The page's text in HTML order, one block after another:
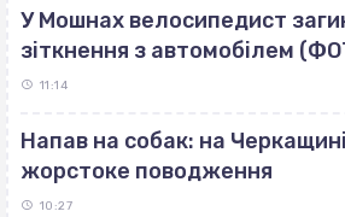
У Мошнах велосипедист
зіткнення з автомобілем
11:14
Напав на собак: на
жорстоке поводження
10:27